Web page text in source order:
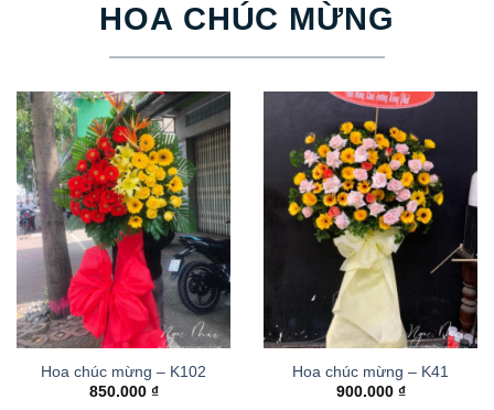
HOA CHÚC MỪNG
Hoa chúc mừng – K102
850.000 ₫
Hoa chúc mừng – K41
900.000 ₫